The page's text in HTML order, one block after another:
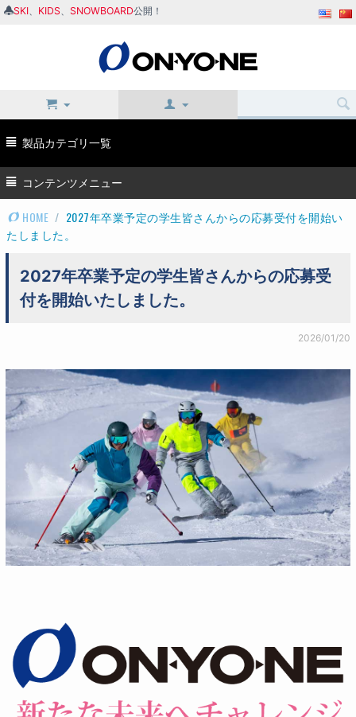
SKI KIDS SNOWBOARD公開！
製品カテゴリ一覧
コンテンツメニュー
HOME / 2027年卒業予定の学生皆さんからの応募受付を開始い
たしました。
2027年卒業予定の学生皆さんからの応募受
付を開始いたしました。
2026/01/20